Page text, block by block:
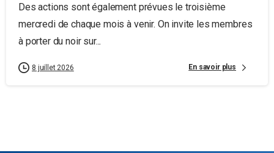
Des actions sont également prévues le troisième
mercredi de chaque mois à venir. On invite les membres
à porter du noir sur...
8 juillet 2026 En savoir plus